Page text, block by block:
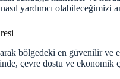
yardımcı olabileceğimizi
bölgedeki en güvenilir ve
çevre dostu ve ekonomik